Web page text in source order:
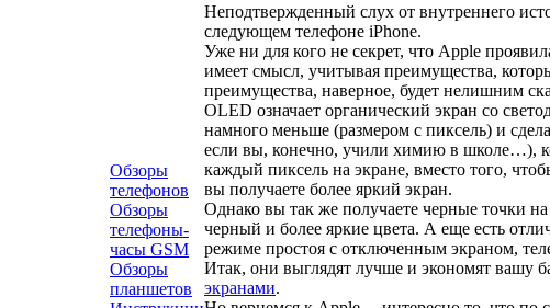
Обзоры
телефонов
Обзоры
телефоны-
часы GSM
Обзоры
планшетов
Неподтвержденный слух от внутреннего
следующем телефоне iPhone.
Уже ни для кого не секрет, что Apple
имеет смысл, учитывая преимущества,
преимущества, наверное, будет нелишним
OLED означает органический экран со
намного меньше (размером с пиксель) и
если вы, конечно, учили химию в школе…),
каждый пиксель на экране, вместо того,
вы получаете более яркий экран.
Однако вы так же получаете черные точки
черный и более яркие цвета. А еще есть
режиме простоя с отключенным экраном,
Итак, они выглядят лучше и экономят вашу
экранами.